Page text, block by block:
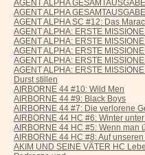
AGENT ALPHA
AGENT ALPHA
AGENT ALPHA SC #12: Das
AGENT ALPHA: ERSTE
AGENT ALPHA: ERSTE
AGENT ALPHA: ERSTE
AGENT ALPHA: ERSTE
AGENT ALPHA: ERSTE
Durst stillen
AIRBORNE 44 #10: Wild Men
AIRBORNE 44 #9: Black Boys
AIRBORNE 44 #7: Die verlorene
AIRBORNE 44 HC #6: Winter
AIRBORNE 44 HC #5: Wenn man
AIRBORNE 44 HC #8: Auf
AKIM UND SEINE VÄTER HC